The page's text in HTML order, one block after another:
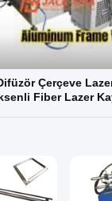
Çerçeve
Fiber Lazer